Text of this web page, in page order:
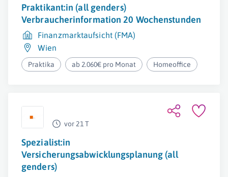
Praktikant:in (all genders)
Verbraucherinformation 20 Wochenstunden
Finanzmarktaufsicht (FMA)
Wien
Praktika ab 2.060€ pro Monat Homeoffice
vor 21 T
Spezialist:in
Versicherungsabwicklungsplanung (all
genders)